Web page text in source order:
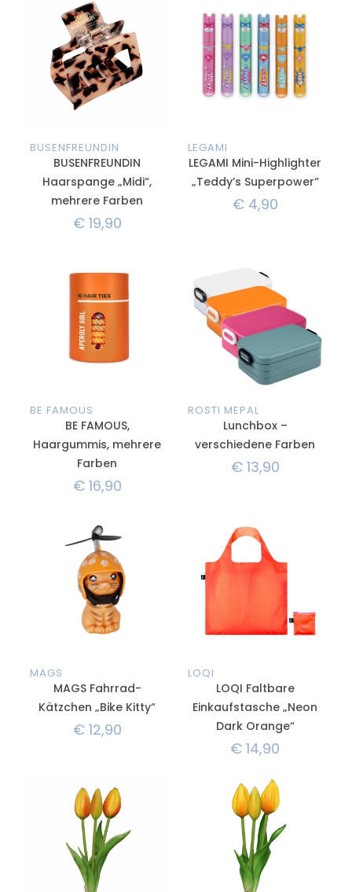
BUSENFREUNDIN
BUSENFREUNDIN
Haarspange „Midi“,
mehrere Farben
€19,90
LEGAMI
LEGAMI Mini-Highlighter
„Teddy’s Superpower“
€4,90
BE FAMOUS
BE FAMOUS,
Haargummis, mehrere
Farben
€16,90
ROSTI MEPAL
Lunchbox –
verschiedene Farben
€13,90
MAGS
MAGS Fahrrad-
Kätzchen „Bike Kitty“
€12,90
LOQI
LOQI Faltbare
Einkaufstasche „Neon
Dark Orange“
€ 14,90